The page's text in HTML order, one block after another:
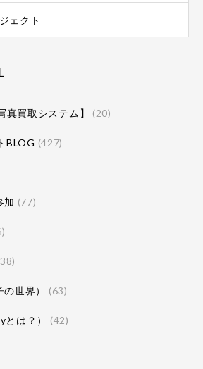
ェクト
買取システム】 (20)
BLOG (427)
加 (77)
世界） (63)
は？） (42)